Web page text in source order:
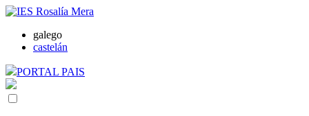
galego
castelán
PORTAL PAIS